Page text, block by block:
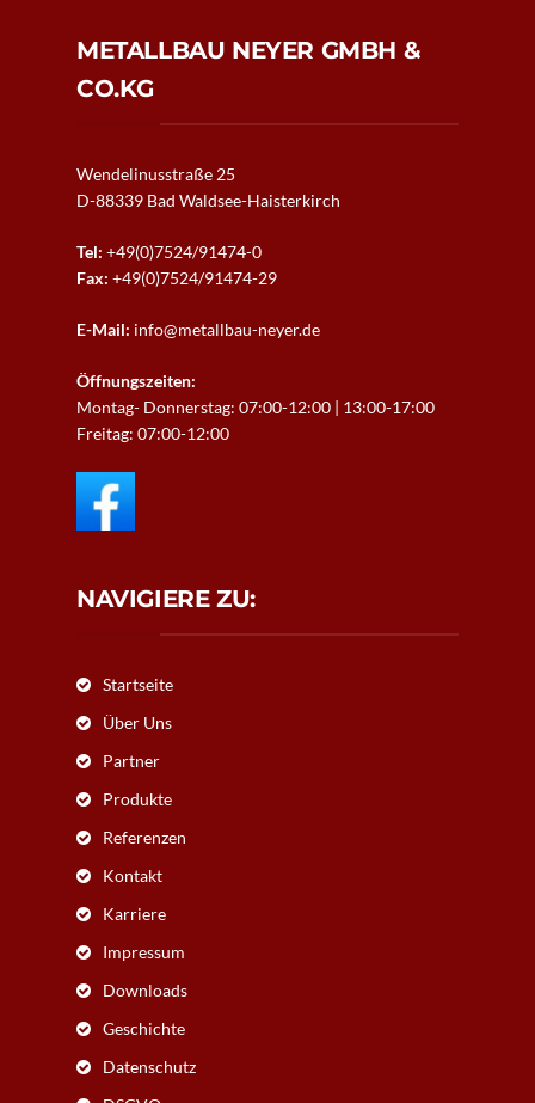
METALLBAU NEYER GMBH &
CO.KG
Wendelinusstraße 25
D-88339 Bad Waldsee-Haisterkirch
Tel: +49(0)7524/91474-0
Fax: +49(0)7524/91474-29
E-Mail: info@metallbau-neyer.de
Öffnungszeiten:
Montag- Donnerstag: 07:00-12:00 | 13:00-17:00
Freitag: 07:00-12:00
NAVIGIERE ZU:
Startseite
Über Uns
Partner
Produkte
Referenzen
Kontakt
Karriere
Impressum
Downloads
Geschichte
Datenschutz